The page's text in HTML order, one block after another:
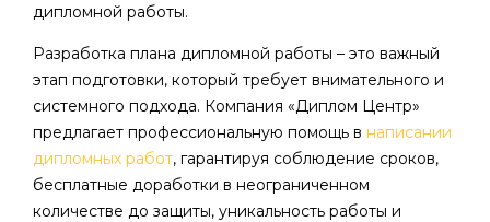
дипломной работы.
Разработка плана дипломной работы – это важный
этап подготовки, который требует внимательного и
системного подхода. Компания «Диплом Центр»
предлагает профессиональную помощь в написании
дипломных работ, гарантируя соблюдение сроков,
бесплатные доработки в неограниченном
количестве до защиты, уникальность работы и